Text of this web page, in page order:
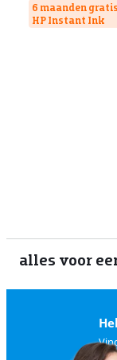
6 maanden gratis
HP Instant Ink
alles voor